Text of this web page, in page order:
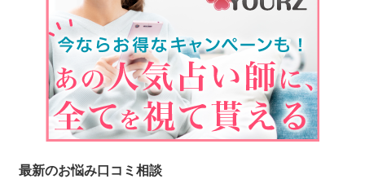
最新のお悩み口コミ相談